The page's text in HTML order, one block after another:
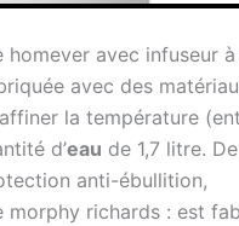
homever avec infuseur
avec des
la température
d’eau de 1,7 litre.
anti-ébullition,
morphy richards : est